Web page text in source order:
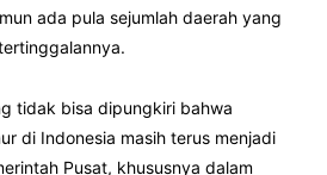
ada pula sejumlah daerah yang
tidak bisa dipungkiri bahwa
di Indonesia masih terus menjadi
Pusat, khususnya dalam